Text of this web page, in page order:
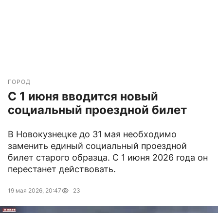
ГОРОД
С 1 июня вводится новый
социальный проездной билет
В Новокузнецке до 31 мая необходимо
заменить единый социальный проездной
билет старого образца. С 1 июня 2026 года он
перестанет действовать.
19 мая 2026, 20:47 23